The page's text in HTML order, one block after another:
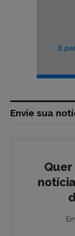
Envie sua